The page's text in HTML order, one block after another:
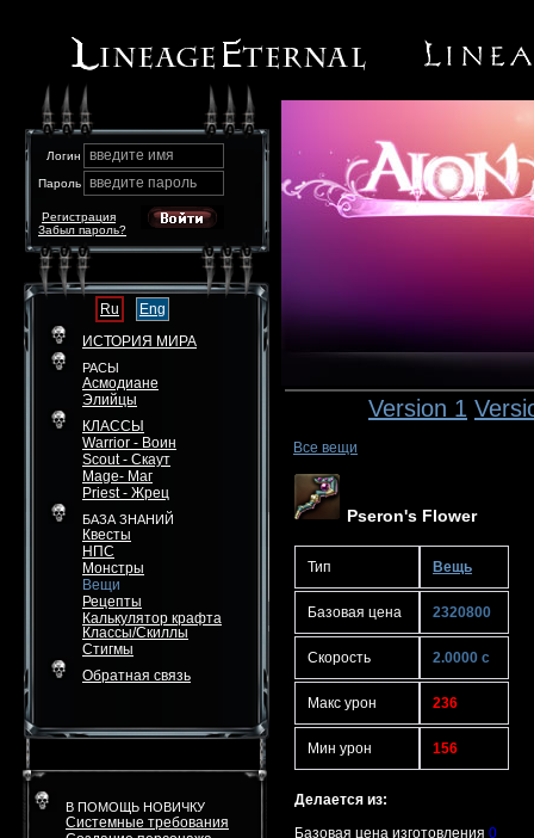
Логин введите имя
Пароль введите пароль
Забыл пароль?
Регистрация
Ru
Eng
ИСТОРИЯ МИРА
РАСЫ
Асмодиане
Элийцы
КЛАССЫ
Warrior - Воин
Scout - Скаут
Mage- Маг
Priest - Жрец
БАЗА ЗНАНИЙ
Квесты
НПС
Монстры
Вещи
Рецепты
Калькулятор крафта
Классы/Скиллы
Стигмы
Обратная связь
В ПОМОЩЬ НОВИЧКУ
Системные требования
Version 1
Все вещи
Pseron's Flower
Тип Вещь
Базовая цена 2320800
Скорость 2.0000 с
Макс урон 236
Мин урон 156
Делается из:
Базовая цена изготовления 0